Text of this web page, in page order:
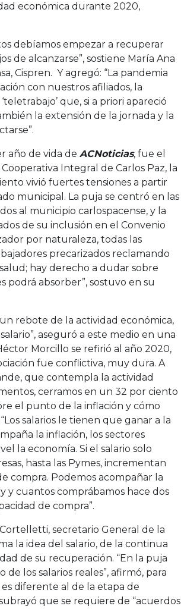
económica durante 2020,
debíamos empezar a recuperar
de alcanzarse”, sostiene María Ana
Cispren. Y agregó: “La pandemia
con nuestros afiliados, la
que, si a priori apareció
la extensión de la jornada y la
año de vida de ACNoticias, fue el
Integral de Carlos Paz, la
vivió fuertes tensiones a partir
municipal. La puja se centró en las
al municipio carlospacense, y la
de su inclusión en el Convenio
por naturaleza, todas las
precarizados reclamando
hay derecho a dudar sobre
podrá absorber”, sostuvo en su
rebote de la actividad económica,
aseguró a este medio en una
Morcillo se refirió al año 2020,
fue conflictiva, muy dura. A
que contempla la actividad
cerramos en un 32 por ciento
el punto de la inflación y cómo
salarios le tienen que ganar a la
la inflación, los sectores
la economía. Si el salario solo
hasta las Pymes, incrementan
compra. Podemos acompañar la
y cuantos comprábamos hace dos
de compra”.
secretario General de la
la idea del salario, de la continua
de su recuperación. “En la puja
los salarios reales”, afirmó, para
diferente al de la etapa de
que se requiere de “acuerdos